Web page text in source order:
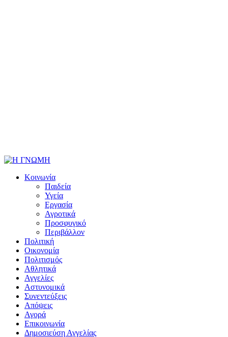
Κοινωνία
Παιδεία
Υγεία
Εργασία
Αγροτικά
Προσφυγικό
Περιβάλλον
Πολιτική
Οικονομία
Πολιτισμός
Αθλητικά
Αγγελίες
Αστυνομικά
Συνεντεύξεις
Απόψεις
Αγορά
Επικοινωνία
Δημοσιεύση Αγγελίας